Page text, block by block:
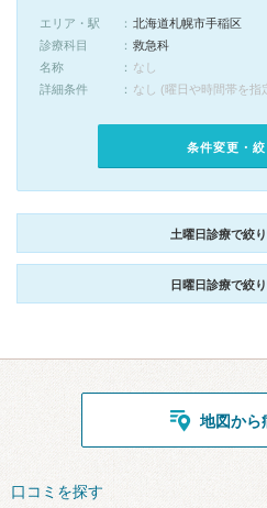
エリア・駅
北海道札幌市手稲区
診療科目
救急科
名称
なし
詳細条件
なし (曜日や時間帯を指
条件変更・
土曜日診療で絞
日曜日診療で絞
地図から
口コミを探す